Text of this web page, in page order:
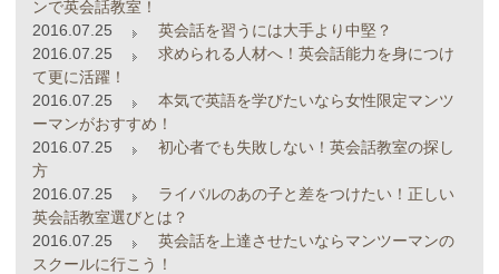
ンで英会話教室！
2016.07.25
英会話を習うには大手より中堅？
2016.07.25
求められる人材へ！英会話能力を身につけ
て更に活躍！
2016.07.25
本気で英語を学びたいなら女性限定マンツ
ーマンがおすすめ！
2016.07.25
初心者でも失敗しない！英会話教室の探し
方
2016.07.25
ライバルのあの子と差をつけたい！正しい
英会話教室選びとは？
2016.07.25
英会話を上達させたいならマンツーマンの
スクールに行こう！